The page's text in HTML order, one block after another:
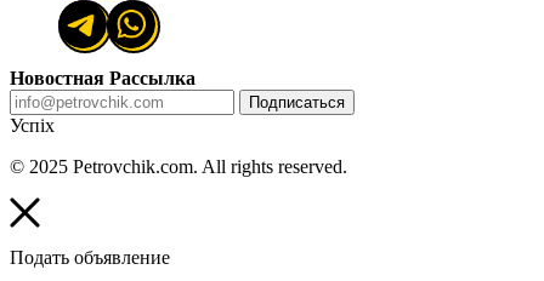
Новостная Рассылка
Подписаться
Успіх
© 2025 Petrovchik.com. All rights reserved.
Подать объявление